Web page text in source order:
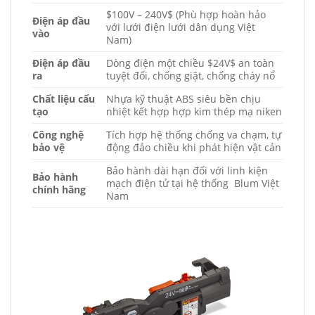
Điện áp đầu
vào
$100V – 240V$ (Phù hợp hoàn hảo
với lưới điện lưới dân dụng Việt
Nam)
Điện áp đầu
ra
Dòng điện một chiều $24V$ an toàn
tuyệt đối, chống giật, chống cháy nổ
Chất liệu cấu
tạo
Nhựa kỹ thuật ABS siêu bền chịu
nhiệt kết hợp hợp kim thép mạ niken
Công nghệ
bảo vệ
Tích hợp hệ thống chống va chạm, tự
động đảo chiều khi phát hiện vật cản
Bảo hành
chính hãng
Bảo hành dài hạn đối với linh kiện
mạch điện tử tại hệ thống Blum Việt
Nam